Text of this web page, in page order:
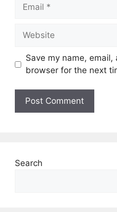
Website
Save my name,
browser for the next
Search